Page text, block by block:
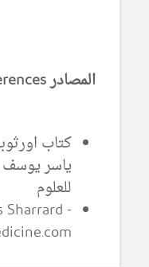
المصادر References
كتاب
ياسر يوسف
للعلوم
-